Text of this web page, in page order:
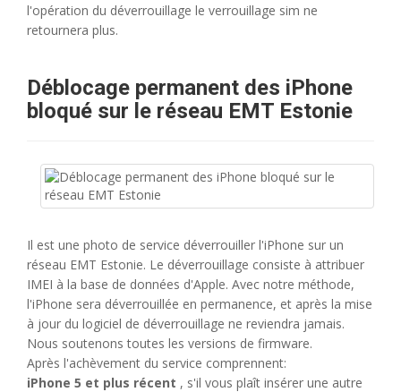
l'opération du déverrouillage le verrouillage sim ne
retournera plus.
Déblocage permanent des iPhone
bloqué sur le réseau EMT Estonie
Il est une photo de service déverrouiller l'iPhone sur un
réseau EMT Estonie. Le déverrouillage consiste à attribuer
IMEI à la base de données d'Apple. Avec notre méthode,
l'iPhone sera déverrouillée en permanence, et après la mise
à jour du logiciel de déverrouillage ne reviendra jamais.
Nous soutenons toutes les versions de firmware.
Après l'achèvement du service comprennent:
iPhone 5 et plus récent , s'il vous plaît insérer une autre